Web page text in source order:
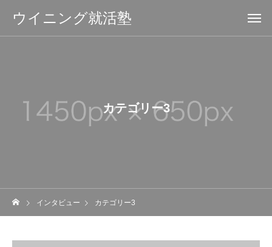
ウイニング就活塾
カテゴリー3
インタビュー カテゴリー3